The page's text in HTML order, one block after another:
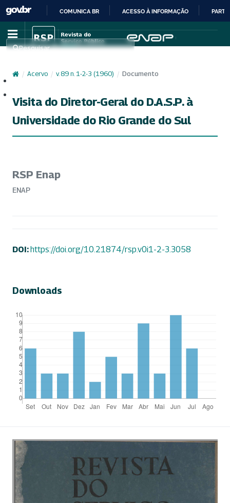
IR
PARA
CONTEÚDO
COMUNICA BR ACESSO À INFORMAÇÃO
Pesquisar
/ Acervo / v. 89 n. 1-2-3 (1960) / Documento
Visita do Diretor-Geral do D.A.S.P. à
Universidade do Rio Grande do Sul
RSP Enap
ENAP
DOI:https://doi.org/10.21874/rsp.v0i1-2-3.3058
Downloads